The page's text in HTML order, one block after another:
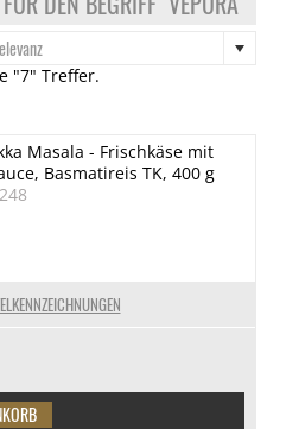
"7" Treffer.
Masala - Frischkäse mit
Basmatireis TK, 400 g